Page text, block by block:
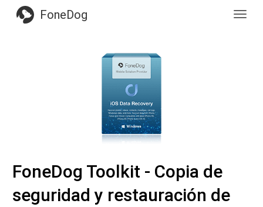
FoneDog
FoneDog Toolkit - Copia de
seguridad y restauración de